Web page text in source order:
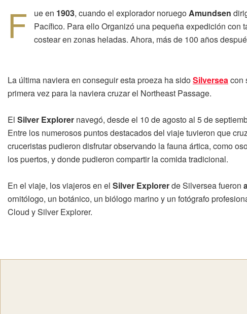
F ue en 1903, cuando el explorador noruegoAmundsen
Pacífico. Para ello Organizó una pequeña expedición con
costear en zonas heladas. Ahora, más de 100 años
La última naviera en conseguir esta proeza ha sidoSilverseacon
primera vez para la naviera cruzar el Northeast Passage.
El Silver Explorer navegó, desde el 10 de agosto al 5 de
Entre los numerosos puntos destacados del viaje tuvieron que
cruceristas pudieron disfrutar observando la fauna ártica, como
los puertos, y donde pudieron compartir la comida tradicional.
En el viaje, los viajeros en el Silver Explorerde Silversea fueron
ornitólogo, un botánico, un biólogo marino y un fotógrafo
Cloud y Silver Explorer.